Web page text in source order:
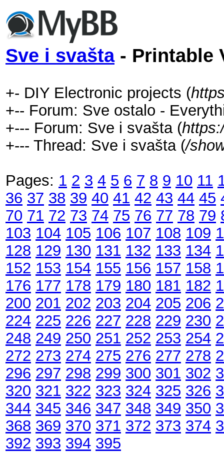
Sve i svašta- Printable
+- DIY Electronic projects (
+-- Forum: Sve ostalo -
+--- Forum: Sve i svašta (
+--- Thread: Sve i svašta (/
Pages: 1 2 3 4 5 6 7 8 9 10 11
36 37 38 39 40 41 42 43 44 45
70 71 72 73 74 75 76 77 78 79
103 104 105 106 107 108 109
128 129 130 131 132 133 134
152 153 154 155 156 157 158
176 177 178 179 180 181 182
200 201 202 203 204 205 206
224 225 226 227 228 229 230
248 249 250 251 252 253 254
272 273 274 275 276 277 278
296 297 298 299 300 301 302
320 321 322 323 324 325 326
344 345 346 347 348 349 350
368 369 370 371 372 373 374
392 393 394 395